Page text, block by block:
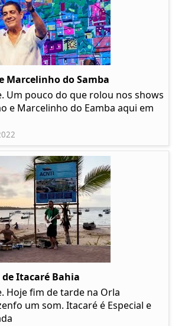
Marcelinho do Samba
Um pouco do que rolou nos shows
e Marcelinho do Eamba aqui em
Itacaré Bahia
Hoje fim de tarde na Orla
um som. Itacaré é Especial e